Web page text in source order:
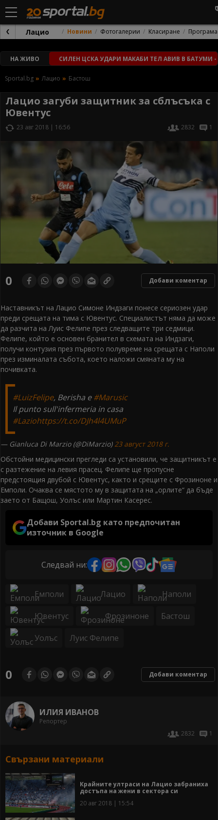
Лацио Новини Фотогалерии Класиране Програма
НА ЖИВО СИЛЕН ЦСКА УДАРИ МАКАБИ ТЕЛ АВИВ В БАТУМИ
Sportal.bg Лацио Бастош
Лацио загуби защитник за сблъсъка с
Ювентус
23 авг 2018 | 16:56 2832 1
0 Добави коментар
Наставникът на Лацио Симоне Индзаги понесе сериозен удар
преди срещата на тима с Ювентус. Специалистът няма да може
да разчита на Луис Фелипе през следващите три седмици.
Фелипе, който е основен бранител в схемата на Индзаги,
получи контузия през първото полувреме на срещата с Наполи
през изминалата събота, което наложи смяната му на
почивката.
#LuizFelipe, Berisha e#Marusic
Il punto sull'infermeria in casa
#Laziohttps://t.co/DJh4l4UMuP
— Gianluca Di Marzio (@DiMarzio) 23 август 2018 г.
Обстойни медицински прегледи са установили, че защитникът е
с разтежение на левия прасец. Фелипе ще пропусне
предстоящия двубой с Ювентус, както и срещите с Фрозиноне и
Емполи. Очаква се мястото му в защитата на „орлите“ да бъде
заето от Бащош, Уолъс или Мартин Касерес.
Добави Sportal.bg като предпочитан
източник в Google
Следвай ни:
Емполи Лацио Наполи
Ювентус Фрозиноне Бастош
Уолъс Луис Фелипе
0 Добави коментар
ИЛИЯ ИВАНОВ
Репортер
2832
1
Свързани материали
Крайните ултраси на Лацио забраниха
достъпа на жени в сектора си
20 авг 2018 | 15:54